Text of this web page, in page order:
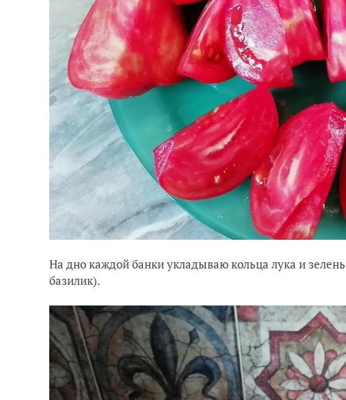
На дно каждой банки укладываю кольца лука и
базилик).